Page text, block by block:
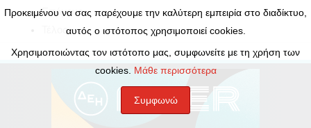
Επόμενο
Τέλος
Προκειμένου να σας παρέχουμε την καλύτερη εμπειρία στο διαδίκτυο,
αυτός ο ιστότοπος χρησιμοποιεί cookies.
Χρησιμοποιώντας τον ιστότοπο μας, συμφωνείτε με τη χρήση των
cookies. Μάθε περισσότερα
Συμφωνώ